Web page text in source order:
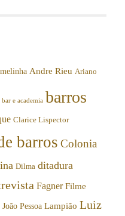
Andre Rieu Ariano
bar e academia barros
Clarice Lispector
barros Colonia
Dilma ditadura
Fagner Filme
João Pessoa Lampião Luiz